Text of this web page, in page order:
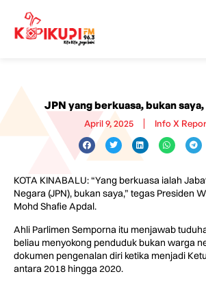
JPN yang berkuasa, bukan
April 9, 2025 Info X
KOTA KINABALU: “Yang berkuasa ialah
Negara (JPN), bukan saya,” tegas Presiden
Mohd Shafie Apdal.
Ahli Parlimen Semporna itu menjawab
beliau menyokong penduduk bukan warga
dokumen pengenalan diri ketika menjadi
antara 2018 hingga 2020.